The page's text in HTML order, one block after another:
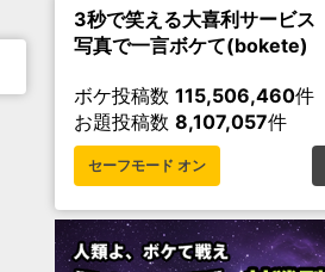
3秒で笑える大喜利サービス
写真で一言ボケて(bokete)
ボケ投稿数 115,506,460件
お題投稿数 8,107,057件
セーフモード オン